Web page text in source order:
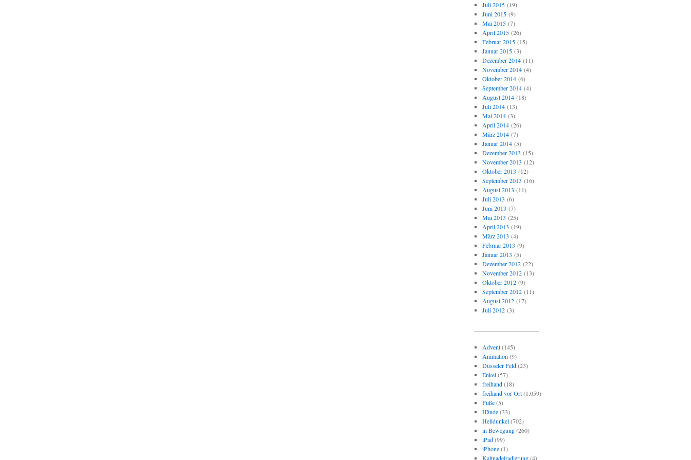
Juli 2015(19)
Juni 2015(9)
Mai 2015(7)
April 2015(26)
Februar 2015(15)
Januar 2015(3)
Dezember 2014(11)
November 2014(4)
Oktober 2014(6)
September 2014(4)
August 2014(18)
Juli 2014(13)
Mai 2014(3)
April 2014(26)
März 2014(7)
Januar 2014(5)
Dezember 2013 (15)
November 2013 (12)
Oktober 2013 (12)
September 2013 (16)
August 2013 (11)
Juli 2013 (6)
Juni 2013 (7)
Mai 2013 (25)
April 2013 (19)
März 2013 (4)
Februar 2013 (9)
Januar 2013 (5)
Dezember 2012(22)
November 2012(13)
Oktober 2012(9)
September 2012(11)
August 2012(17)
Juli 2012(3)
Advent(145)
Animation (9)
Düsseler Feld(23)
Enkel(57)
freihand(18)
freihand vor Ort(1.059)
Füße(5)
Hände(33)
Helldunkel(702)
in Bewegung(260)
iPad(99)
iPhone(1)
Kaltnadelradierung(4)